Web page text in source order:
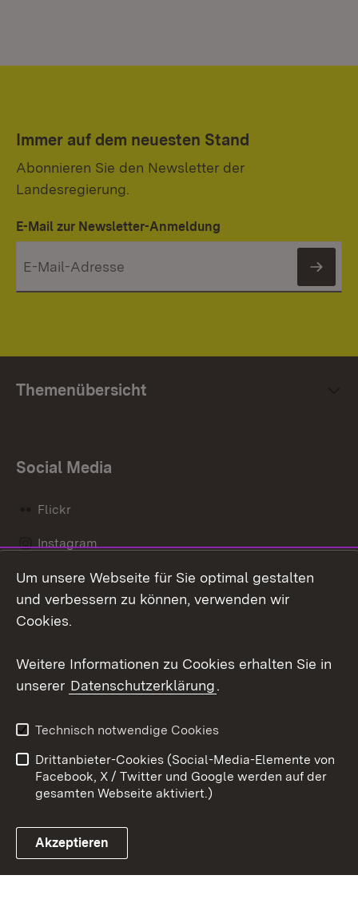
Immer auf dem neuesten Stand
Abonnieren Sie den Newsletter der
Landesregierung.
E-Mail zur Newsletter-Anmeldung
Themenübersicht
Social Media
Flickr
Instagram
Social Wall
Link zum Landesportal
Barrierefreiheit
Benutzungshinweise
Impressum
Cookies
Um unsere Webseite für Sie optimal gestalten
und verbessern zu können, verwenden wir
Cookies.
Weitere Informationen zu Cookies erhalten Sie in
unserer Datenschutzerklärung.
Technisch notwendige Cookies
Drittanbieter-Cookies (Social-Media-Elemente von
Facebook, X / Twitter und Google werden auf der
gesamten Webseite aktiviert.)
Akzeptieren